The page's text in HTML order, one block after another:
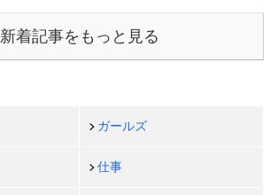
新着記事をもっと見る
ガールズ
仕事